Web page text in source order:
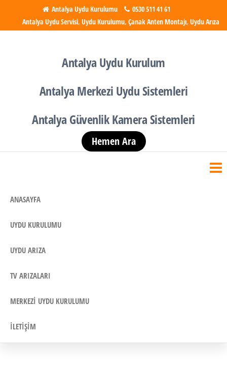
atla
Antalya Uydu Kurulumu
0530 511 41 61
Antalya Uydu Servisi, Uydu Kurulumu, Çanak Anten Montajı, Uydu Arıza
Antalya Uydu Kurulum
Antalya Merkezi Uydu Sistemleri
Antalya Güvenlik Kamera Sistemleri
Hemen Ara
ANASAYFA
UYDU KURULUMU
UYDU ARIZA
TV ARIZALARI
MERKEZI UYDU KURULUMU
İLETIŞIM